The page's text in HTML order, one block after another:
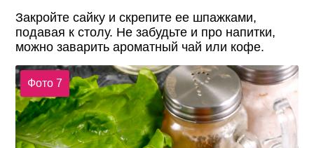
Закройте сайку и скрепите ее шпажками,
подавая к столу. Не забудьте и про напитки,
можно заварить ароматный чай или кофе.
Фото 7